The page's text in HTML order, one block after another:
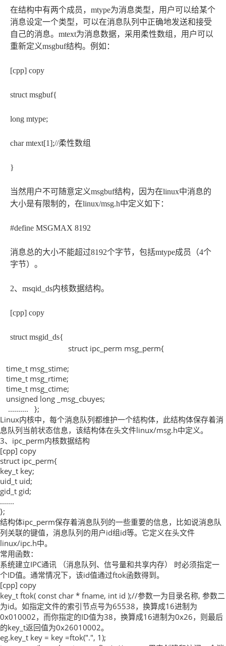
在结构中有两个成员，mtype为消息类型，用户可以给某个
消息设定一个类型，可以在消息队列中正确地发送和接受
自己的消息。mtext为消息数据，采用柔性数组，用户可以
重新定义msgbuf结构。例如：
[cpp] copy
struct msgbuf{
long mtype;
char mtext[1];//柔性数组
}
当然用户不可随意定义msgbuf结构，因为在linux中消息的
大小是有限制的，在linux/msg.h中定义如下：
#define MSGMAX 8192
消息总的大小不能超过8192个字节，包括mtype成员（4个
字节）。
2、msqid_ds内核数据结构。
[cpp] copy
struct msgid_ds{
struct ipc_perm msg_perm{
time_t msg_stime;
time_t msg_rtime;
time_t msg_ctime;
unsigned long _msg_cbuyes;
.......... };
Linux内核中，每个消息队列都维护一个结构体，此结构体保存着消
息队列当前状态信息，该结构体在头文件linux/msg.h中定义。
3、ipc_perm内核数据结构
[cpp] copy
struct ipc_perm{
key_t key;
uid_t uid;
gid_t gid;
.......
};
结构体ipc_perm保存着消息队列的一些重要的信息，比如说消息队
列关联的键值，消息队列的用户id组id等。它定义在头文件
linux/ipc.h中。
常用函数：
系统建立IPC通讯 （消息队列、信号量和共享内存） 时必须指定一
个ID值。通常情况下，该id值通过ftok函数得到。
[cpp] copy
key_t ftok( const char * fname, int id );//参数一为目录名称, 参数二
为id。如指定文件的索引节点号为65538，换算成16进制为
0x010002，而你指定的ID值为38，换算成16进制为0x26，则最后
的key_t返回值为0x26010002。
eg.key_t key = key =ftok(".", 1);